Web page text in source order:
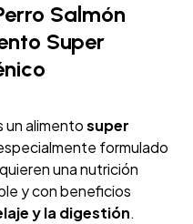
Salmón
Super
un alimentosuper
formulado
una nutrición
y con beneficios
y la digestión.